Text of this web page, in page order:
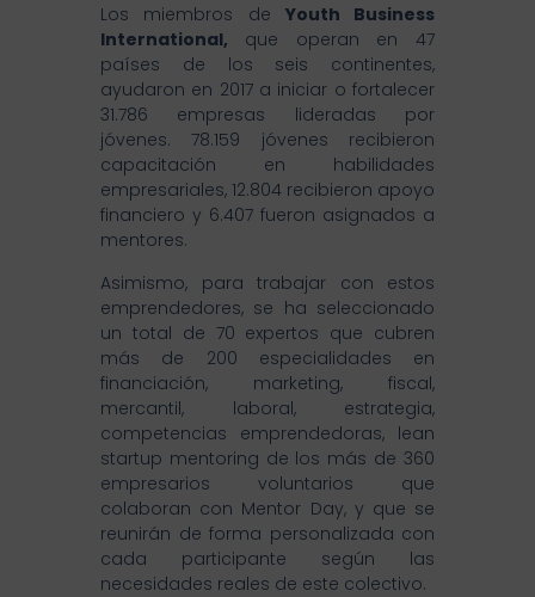
Los miembros de Youth Business
International, que operan en 47
países de los seis continentes,
ayudaron en 2017 a iniciar o fortalecer
31.786 empresas lideradas por
jóvenes. 78.159 jóvenes recibieron
capacitación en habilidades
empresariales, 12.804 recibieron apoyo
financiero y 6.407 fueron asignados a
mentores.
Asimismo, para trabajar con estos
emprendedores, se ha seleccionado
un total de 70 expertos que cubren
más de 200 especialidades en
financiación, marketing, fiscal,
mercantil, laboral, estrategia,
competencias emprendedoras, lean
startup mentoring de los más de 360
empresarios voluntarios que
colaboran con Mentor Day, y que se
reunirán de forma personalizada con
cada participante según las
necesidades reales de este colectivo.